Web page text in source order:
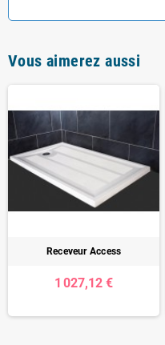
Vous aimerez aussi
Receveur Access
1 027,12 €